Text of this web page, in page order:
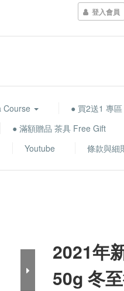
登入會員
Course
● 買2送1 專
● 滿額贈品 茶具 Free Gift
Youtube 條款與細
2021年
50g 冬